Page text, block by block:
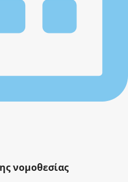
νομοθεσίας